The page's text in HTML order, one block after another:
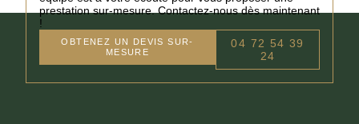
prestation sur-mesure. Contactez-nous dès maintenant
!
OBTENEZ UN DEVIS SUR-
MESURE
04 72 54 39
24